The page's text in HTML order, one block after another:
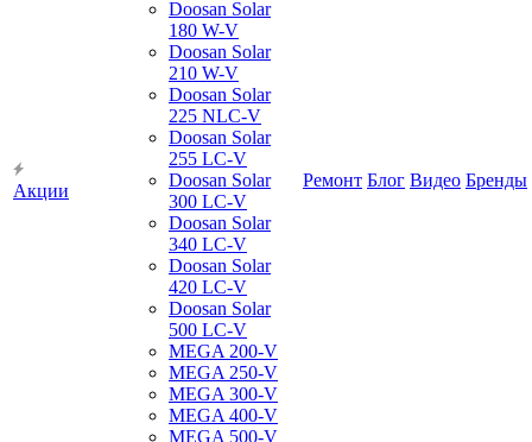
Акции
Doosan Solar
180 W-V
Doosan Solar
210 W-V
Doosan Solar
225 NLC-V
Doosan Solar
255 LC-V
Doosan Solar
300 LC-V
Doosan Solar
340 LC-V
Doosan Solar
420 LC-V
Doosan Solar
500 LC-V
MEGA 200-V
MEGA 250-V
MEGA 300-V
MEGA 400-V
MEGA 500-V
Ремонт Блог Видео Бренды